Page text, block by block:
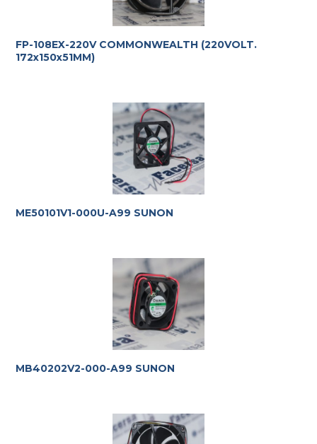
FP-108EX-220V COMMONWEALTH (220VOLT.
172x150x51MM)
ME50101V1-000U-A99 SUNON
MB40202V2-000-A99 SUNON